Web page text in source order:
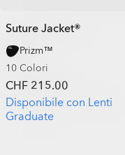
Suture Jacket®
Prizm™
10 Colori
CHF 215.00
Disponibile con Lenti
Graduate